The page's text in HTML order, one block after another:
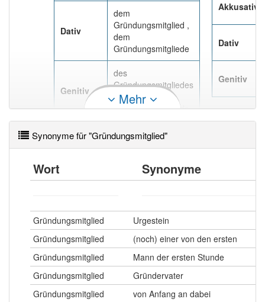
Dativ
dem
Gründungsmitglied ,
dem
Gründungsmitgliede
Genitiv
des
Gründungsmitgliedes
, des
Gründungsmitglieds
Akkusativ
Dativ
Genitiv
Mehr
Synonyme für "Gründungsmitglied"
Wort Synonyme
Gründungsmitglied
Urgestein
Gründungsmitglied
(noch) einer von den ersten
Gründungsmitglied
Mann der ersten Stunde
Gründungsmitglied
Gründervater
Gründungsmitglied
von Anfang an dabei